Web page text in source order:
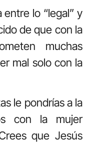
lo “legal” y
de que con la
muchas
mal solo con la
le pondrías a la
con la mujer
que Jesús